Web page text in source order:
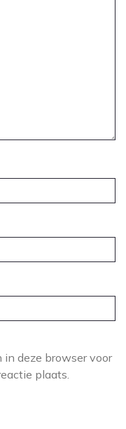
deze browser voor
plaats.